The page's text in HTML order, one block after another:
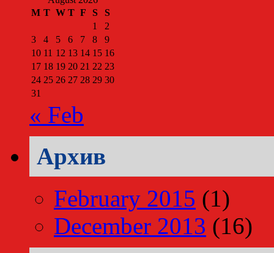
M T W T F S
S
1
2
3
4 5 6 7 8
9
10 11 12 13 14 15 16
17 18 19 20 21 22 23
24 25 26 27 28 29 30
31
« Feb
Архив
February 2015 (1)
December 2013 (16)